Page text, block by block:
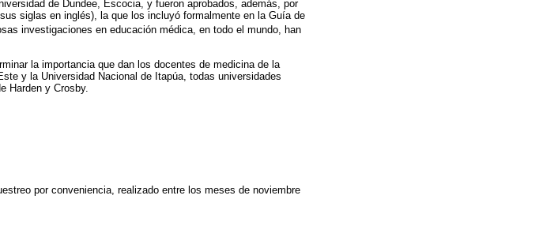
de Dundee, Escocia, y fueron aprobados, además, por
siglas en inglés), la que los incluyó formalmente en la Guía de
investigaciones en educación médica, en todo el mundo, han
la importancia que dan los docentes de medicina de la
y la Universidad Nacional de Itapúa, todas universidades
Harden y Crosby.
por conveniencia, realizado entre los meses de noviembre